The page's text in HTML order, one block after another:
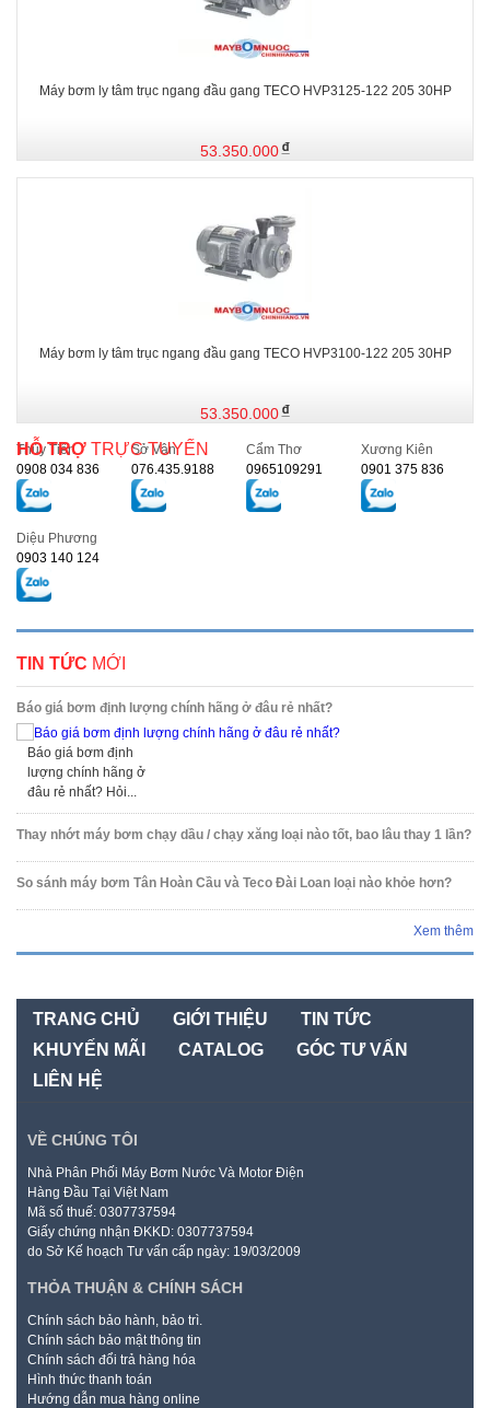
Máy bơm ly tâm trục ngang đầu gang TECO HVP3125-122 205 30HP
53.350.000
Máy bơm ly tâm trục ngang đầu gang TECO HVP3100-122 205 30HP
53.350.000
HỖ TRỢ TRỰC TUYẾN
Thủy Tiên
0908 034 836
Sở Vân
076.435.9188
Cẩm Thơ
0965109291
Xương Kiên
0901 375 836
Diệu Phương
0903 140 124
TIN TỨC MỚI
Báo giá bơm định lượng chính hãng ở đâu rẻ nhất?
Báo giá bơm định
lượng chính hãng ở
đâu rẻ nhất? Hỏi...
Thay nhớt máy bơm chạy dầu / chạy xăng loại nào tốt, bao lâu thay 1 lần?
So sánh máy bơm Tân Hoàn Cầu và Teco Đài Loan loại nào khỏe hơn?
Xem thêm
TRANG CHỦ GIỚI THIỆU
TIN TỨC
KHUYẾN MÃI
CATALOG
GÓC TƯ VẤN
LIÊN HỆ
VỀ CHÚNG TÔI
Nhà Phân Phối Máy Bơm Nước Và Motor Điện
Hàng Đầu Tại Việt Nam
Mã số thuế: 0307737594
Giấy chứng nhận ĐKKD: 0307737594
do Sở Kế hoạch Tư vấn cấp ngày: 19/03/2009
THỎA THUẬN & CHÍNH SÁCH
Chính sách bảo hành, bảo trì.
Chính sách bảo mật thông tin
Chính sách đổi trả hàng hóa
Hình thức thanh toán
Hướng dẫn mua hàng online